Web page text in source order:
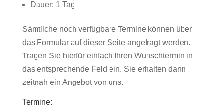
Dauer: 1 Tag
Sämtliche noch verfügbare Termine können über
das Formular auf dieser Seite angefragt werden.
Tragen Sie hierfür einfach Ihren Wunschtermin in
das entsprechende Feld ein. Sie erhalten dann
zeitnah ein Angebot von uns.
Termine: